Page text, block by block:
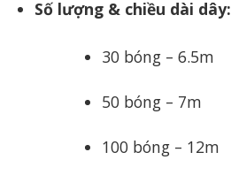
Số lượng & chiều dài dây:
30 bóng – 6.5m
50 bóng – 7m
100 bóng – 12m